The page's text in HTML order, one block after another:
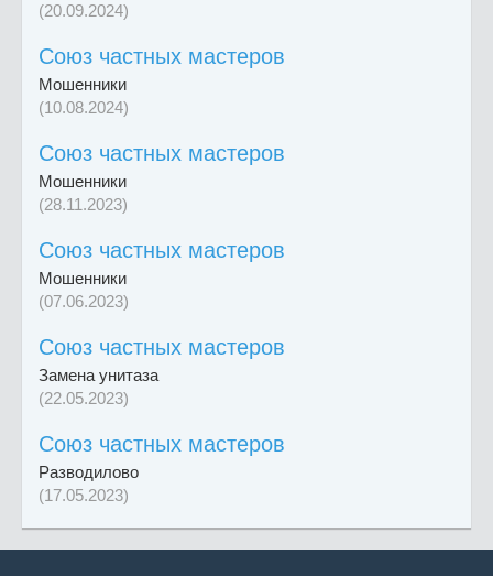
(20.09.2024)
Союз частных мастеров
Мошенники
(10.08.2024)
Союз частных мастеров
Мошенники
(28.11.2023)
Союз частных мастеров
Мошенники
(07.06.2023)
Союз частных мастеров
Замена унитаза
(22.05.2023)
Союз частных мастеров
Разводилово
(17.05.2023)